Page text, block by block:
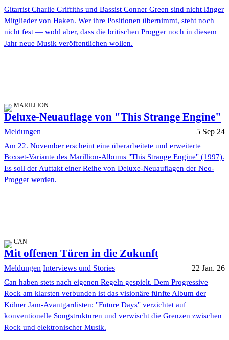
Gitarrist Charlie Griffiths und Bassist Conner Green sind nicht länger
Mitglieder von Haken. Wer ihre Positionen übernimmt, steht noch
nicht fest — wohl aber, dass die britischen Progger noch in diesem
Jahr neue Musik veröffentlichen wollen.
MARILLION
Deluxe-Neuauflage von "This Strange Engine"
Meldungen 5 Sep 24
Am 22. November erscheint eine überarbeitete und erweiterte
Boxset-Variante des Marillion-Albums "This Strange Engine" (1997).
Es soll der Auftakt einer Reihe von Deluxe-Neuauflagen der Neo-
Progger werden.
CAN
Mit offenen Türen in die Zukunft
Meldungen Interviews und Stories 22 Jan. 26
Can haben stets nach eigenen Regeln gespielt. Dem Progressive
Rock am klarsten verbunden ist das visionäre fünfte Album der
Kölner Jam-Avantgardisten: "Future Days" verzichtet auf
konventionelle Songstrukturen und verwischt die Grenzen zwischen
Rock und elektronischer Musik.